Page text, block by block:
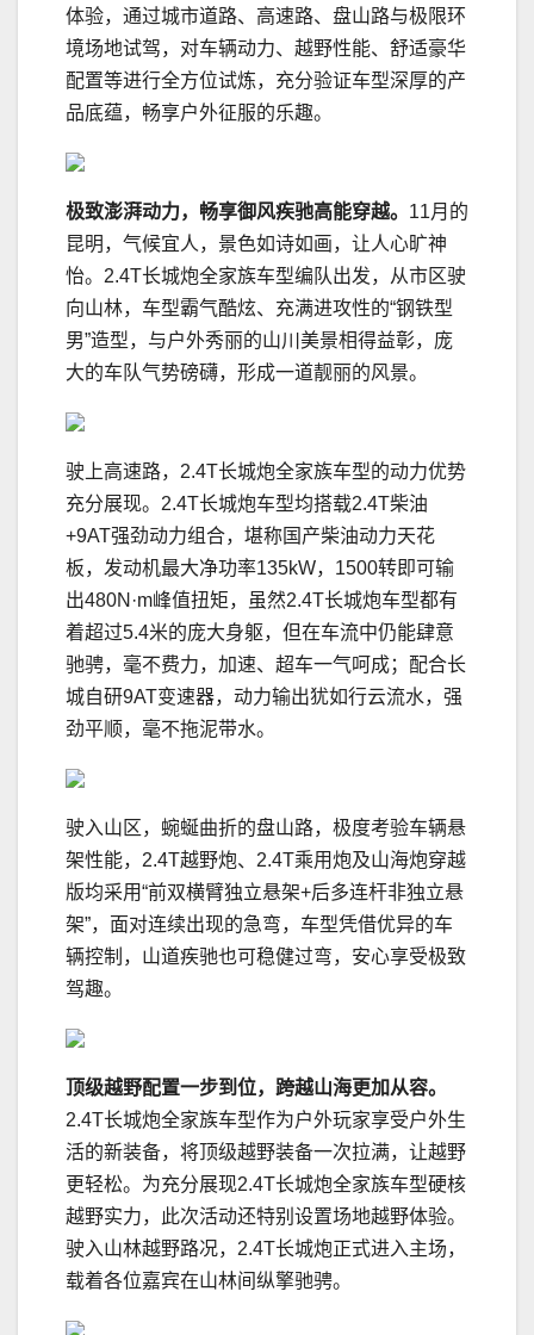
体验，通过城市道路、高速路、盘山路与极限环
境场地试驾，对车辆动力、越野性能、舒适豪华
配置等进行全方位试炼，充分验证车型深厚的产
品底蕴，畅享户外征服的乐趣。
极致澎湃动力， 畅享御风疾驰高能穿越。 11月的
昆明，气候宜人，景色如诗如画，让人心旷神
怡。2.4T长城炮全家族车型编队出发，从市区驶
向山林，车型霸气酷炫、充满进攻性的“钢铁型
男”造型，与户外秀丽的山川美景相得益彰，庞
大的车队气势磅礴，形成一道靓丽的风景。
驶上高速路，2.4T长城炮全家族车型的动力优势
充分展现。2.4T长城炮车型均搭载2.4T柴油
+9AT强劲动力组合，堪称国产柴油动力天花
板，发动机最大净功率135kW，1500转即可输
出480N·m峰值扭矩，虽然2.4T长城炮车型都有
着超过5.4米的庞大身躯，但在车流中仍能肆意
驰骋，毫不费力，加速、超车一气呵成；配合长
城自研9AT变速器，动力输出犹如行云流水，强
劲平顺，毫不拖泥带水。
驶入山区，蜿蜒曲折的盘山路，极度考验车辆悬
架性能，2.4T越野炮、2.4T乘用炮及山海炮穿越
版均采用“前双横臂独立悬架+后多连杆非独立悬
架”，面对连续出现的急弯，车型凭借优异的车
辆控制，山道疾驰也可稳健过弯，安心享受极致
驾趣。
顶级越野配置一步到位，跨越山海更加从容。
2.4T长城炮全家族车型作为户外玩家享受户外生
活的新装备，将顶级越野装备一次拉满，让越野
更轻松。为充分展现2.4T长城炮全家族车型硬核
越野实力，此次活动还特别设置场地越野体验。
驶入山林越野路况，2.4T长城炮正式进入主场，
载着各位嘉宾在山林间纵擎驰骋。